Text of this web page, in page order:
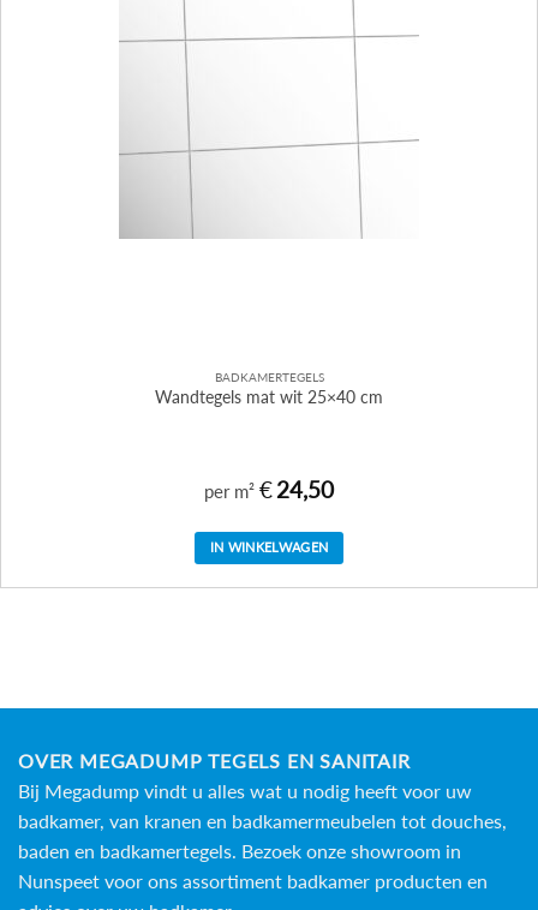
BADKAMERTEGELS
Wandtegels mat wit 25×40 cm
per m² €24,50
IN WINKELWAGEN
OVER MEGADUMP TEGELS EN SANITAIR
Bij Megadump vindt u alles wat u nodig heeft voor uw
badkamer, van kranen en badkamermeubelen tot douches,
baden en badkamertegels. Bezoek onze showroom in
Nunspeet voor ons assortiment badkamer producten en